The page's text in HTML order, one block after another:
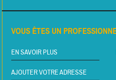
VOUS ÊTES UN
EN SAVOIR PLUS
AJOUTER VOTRE ADRESSE